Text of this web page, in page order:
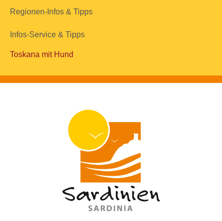
Regionen-Infos & Tipps
Infos-Service & Tipps
Toskana mit Hund